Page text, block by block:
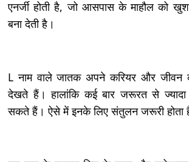
एनर्जी होती है, जो आसपास के माहौल को
बना देती है।
L नाम वाले जातक अपने करियर और
देखते हैं। हालांकि कई बार जरूरत से
सकते हैं। ऐसे में इनके लिए संतुलन जरूरी होता